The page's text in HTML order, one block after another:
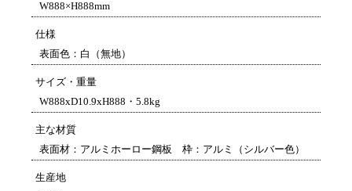
W888×H888mm
仕様
表面色：白（無地）
サイズ・重量
W888xD10.9xH888・5.8kg
主な材質
表面材：アルミホーロー鋼板 枠：アルミ（シルバー色）
生産地